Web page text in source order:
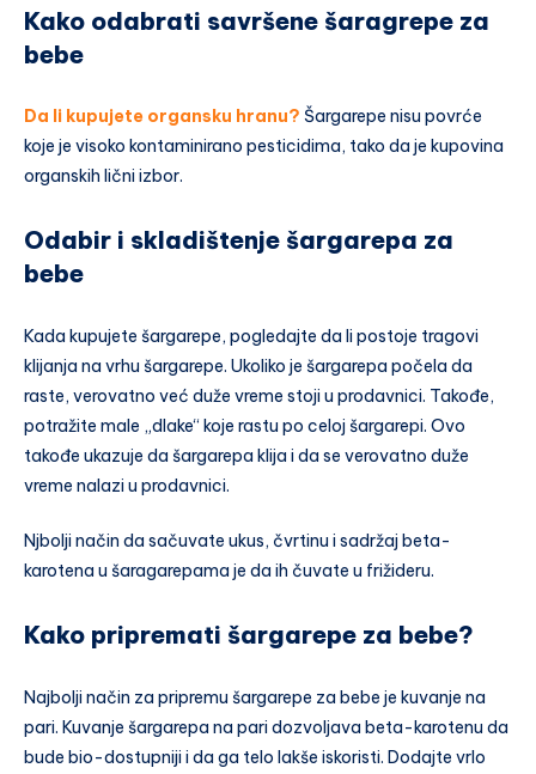
Kako odabrati savršene šaragrepe za
bebe
Da li kupujete organsku hranu? Šargarepe nisu povrće
koje je visoko kontaminirano pesticidima, tako da je kupovina
organskih lični izbor.
Odabir i skladištenje šargarepa za
bebe
Kada kupujete šargarepe, pogledajte da li postoje tragovi
klijanja na vrhu šargarepe. Ukoliko je šargarepa počela da
raste, verovatno već duže vreme stoji u prodavnici. Takođe,
potražite male „dlake“ koje rastu po celoj šargarepi. Ovo
takođe ukazuje da šargarepa klija i da se verovatno duže
vreme nalazi u prodavnici.
Njbolji način da sačuvate ukus, čvrtinu i sadržaj beta-
karotena u šaragarepama je da ih čuvate u frižideru.
Kako pripremati šargarepe za bebe?
Najbolji način za pripremu šargarepe za bebe je kuvanje na
pari. Kuvanje šargarepa na pari dozvoljava beta-karotenu da
bude bio-dostupniji i da ga telo lakše iskoristi. Dodajte vrlo